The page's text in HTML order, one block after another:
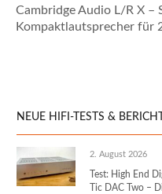
Cambridge Audio L/R X –
Kompaktlautsprecher für
NEUE HIFI-TESTS &
2. August 2026
Test: High End
Tic DAC Two –